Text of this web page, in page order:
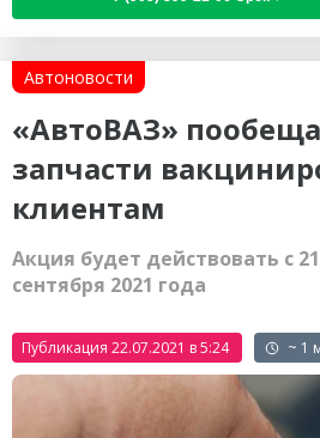
Автоновости
«АвтоВАЗ»
запчасти
клиентам
Акция будет действовать с
сентября 2021 года
Публикация 22.07.2021 в 5:24 ~ 1